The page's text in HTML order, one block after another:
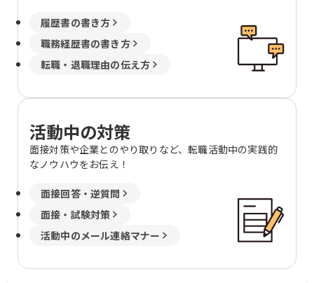
履歴書の書き方
職務経歴書の書き方
転職・退職理由の伝え方
活動中の対策
面接対策や企業とのやり取りなど、転職活動中の実践的
なノウハウをお伝え！
面接回答・逆質問
面接・試験対策
活動中のメール連絡マナー